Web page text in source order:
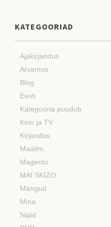
KATEGOORIAD
Ajakirjandus
Arvamus
Blog
Eesti
Kategooria puudub
Kino ja TV
Kirjandus
Maailm
Magento
MAI SKIZO
Mängud
Mina
Nipid